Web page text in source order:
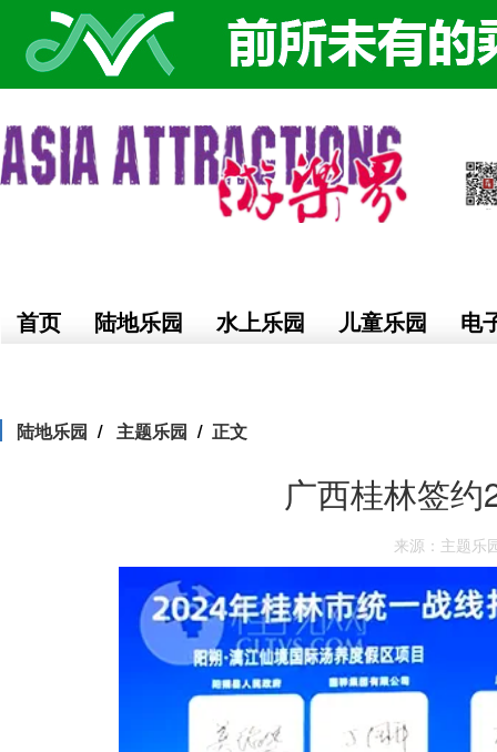
首页 陆地乐园 水上乐园 儿童乐园 电
陆地乐园 主题乐园 正文
广西桂林签
来源：主题乐